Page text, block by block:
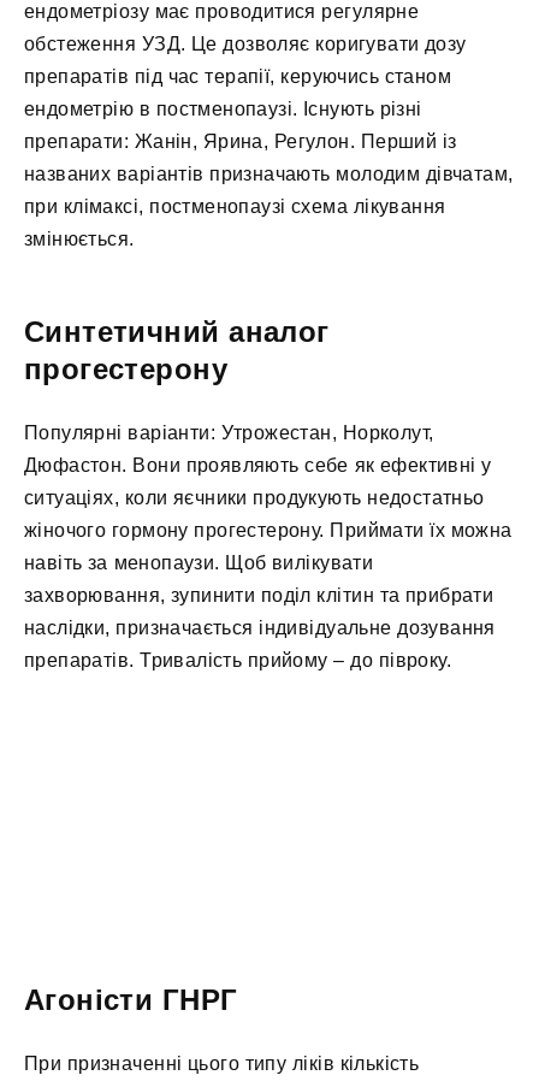
ендометріозу має проводитися регулярне
обстеження УЗД. Це дозволяє коригувати дозу
препаратів під час терапії, керуючись станом
ендометрію в постменопаузі. Існують різні
препарати: Жанін, Ярина, Регулон. Перший із
названих варіантів призначають молодим дівчатам,
при клімаксі, постменопаузі схема лікування
змінюється.
Синтетичний аналог
прогестерону
Популярні варіанти: Утрожестан, Норколут,
Дюфастон. Вони проявляють себе як ефективні у
ситуаціях, коли яєчники продукують недостатньо
жіночого гормону прогестерону. Приймати їх можна
навіть за менопаузи. Щоб вилікувати
захворювання, зупинити поділ клітин та прибрати
наслідки, призначається індивідуальне дозування
препаратів. Тривалість прийому – до півроку.
Агоністи ГНРГ
При призначенні цього типу ліків кількість